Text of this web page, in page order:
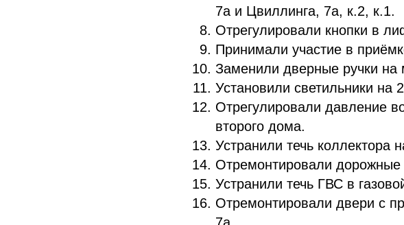
7а и Цвиллинга, 7а, к.2, к.1.
Отрегулировали кнопки в
Принимали участие в
Заменили дверные ручки на
Установили светильники на
Отрегулировали давление
второго дома.
Устранили течь коллектора
Отремонтировали дорожные
Устранили течь ГВС в
Отремонтировали двери с